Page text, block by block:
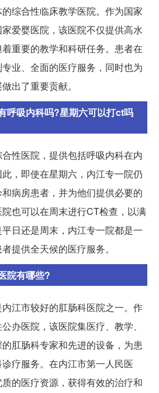
综合性临床教学医院。作为国家
爱婴医院，该医院不仅提供高水
重要的教学和科研任务。患者在
业、全面的医疗服务，同时也为
出了重要贡献。
呼吸内科吗?星期六可以打ct吗
性医院，提供包括呼吸内科在内
，即使在星期六，内江专一院仍
病房患者，并为他们提供必要的
也可以在周末进行CT检查，以满
日还是周末，内江专一院都是一
提供全天候的医疗服务。
院有哪些?
江市较好的肛肠科医院之一。作
办医院，该医院集医疗、教学、
肛肠科专家和先进的设备，为患
疗服务。在内江市第一人民医
的医疗资源，获得有效的治疗和